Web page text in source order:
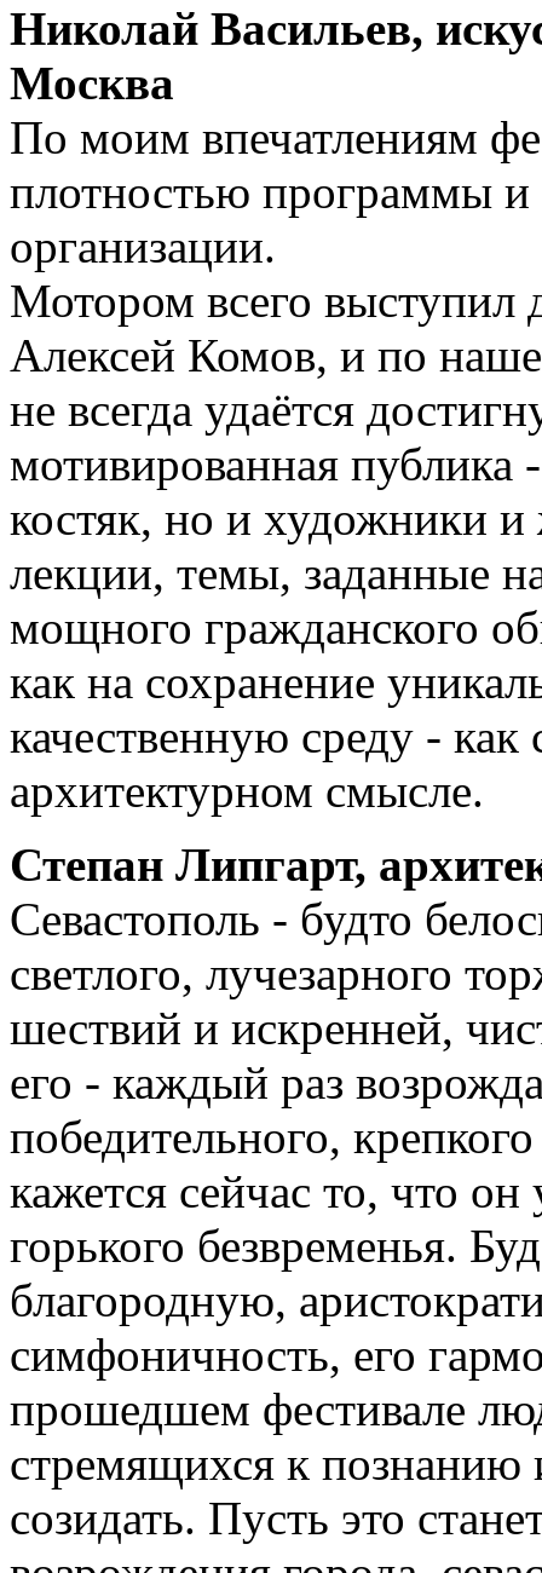
Николай Васильев,
Москва
По моим впечатлениям
плотностью программы
организации.
Мотором всего выступил
Алексей Комов, и по
не всегда удаётся
мотивированная публика
костяк, но и художники
лекции, темы, заданные
мощного гражданского
как на сохранение
качественную среду -
архитектурном смысле.
Степан Липгарт,
Севастополь - будто
светлого, лучезарного
шествий и искренней,
его - каждый раз
победительного,
кажется сейчас то, что
горького безвременья.
благородную,
симфоничность, его
прошедшем фестивале
стремящихся к
созидать. Пусть это